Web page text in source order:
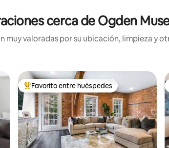
cerca de Ogden
muy valoradas por su ubicación, limpieza y
Favorito entre huéspedes preferido
Favorito entre huéspedes